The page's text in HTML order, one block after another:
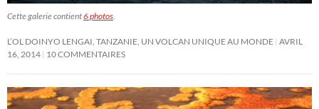
Cette galerie contient6 photos.
L’OL DOINYO LENGAI, TANZANIE, UN VOLCAN UNIQUE AU MONDE AVRIL
16, 2014 10 COMMENTAIRES